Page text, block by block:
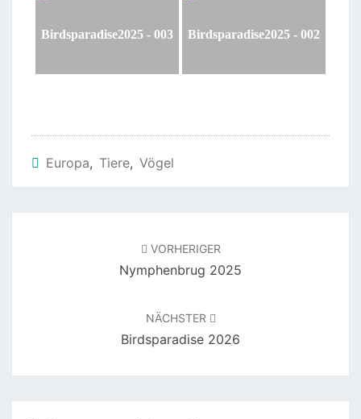
Birdsparadise2025 - 003 Birdsparadise2025 - 002
Europa, Tiere, Vögel
VORHERIGER
Nymphenbrug 2025
NÄCHSTER
Birdsparadise 2026